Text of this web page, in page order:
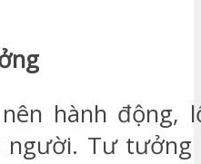
hành động,
người. Tư tưởng